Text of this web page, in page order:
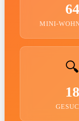
64
MINI-
🔍
18